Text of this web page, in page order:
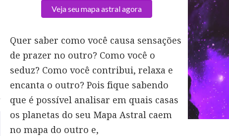
Veja seu mapa astral agora
Quer saber como você causa sensações
de prazer no outro? Como você o
seduz? Como você contribui, relaxa e
encanta o outro? Pois fique sabendo
que é possível analisar em quais casas
os planetas do seu Mapa Astral caem
no mapa do outro e,